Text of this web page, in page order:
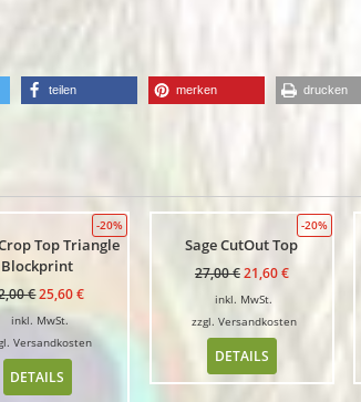
teilen merken drucken
-20%
Top Triangle
Blockprint
€25,60€
inkl. MwSt.
Versandkosten
DETAILS
-20%
Sage CutOut Top
27,00€21,60€
inkl. MwSt.
zzgl. Versandkosten
DETAILS